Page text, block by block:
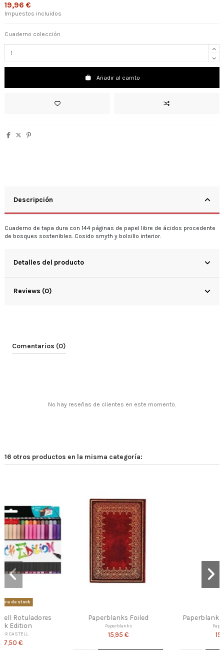
19,96 €
Impuestos incluidos
Cuaderno colección
Añadir al carrito
Descripción
Cuaderno de tapa dura con 144 páginas de papel libre de ácidos procedente
de bosques sostenibles. Cosido smyth y bolsillo interior.
Detalles del producto
Reviews (0)
Comentarios (0)
No hay reseñas de clientes en este momento.
16 otros productos en la misma categoría:
Foiled Paperblanks Viennese Fruit
Paperblanks
15,95 €
Faber Castell
Artistas
FABER